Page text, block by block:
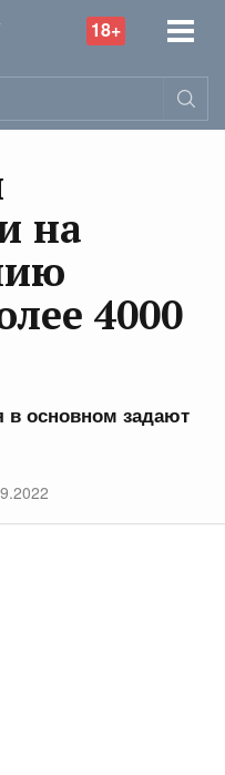
18+
на
4000
в основном задают